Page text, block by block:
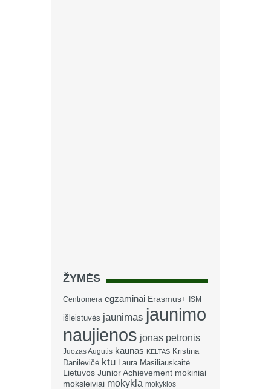
ŽYMĖS
Centromera egzaminai Erasmus+ ISM
išleistuvės jaunimas jaunimo
naujienos jonas petronis
Juozas Augutis kaunas KELTAS Kristina
Danilevičė ktu Laura Masiliauskaitė
Lietuvos Junior Achievement mokiniai
moksleiviai mokykla mokyklos